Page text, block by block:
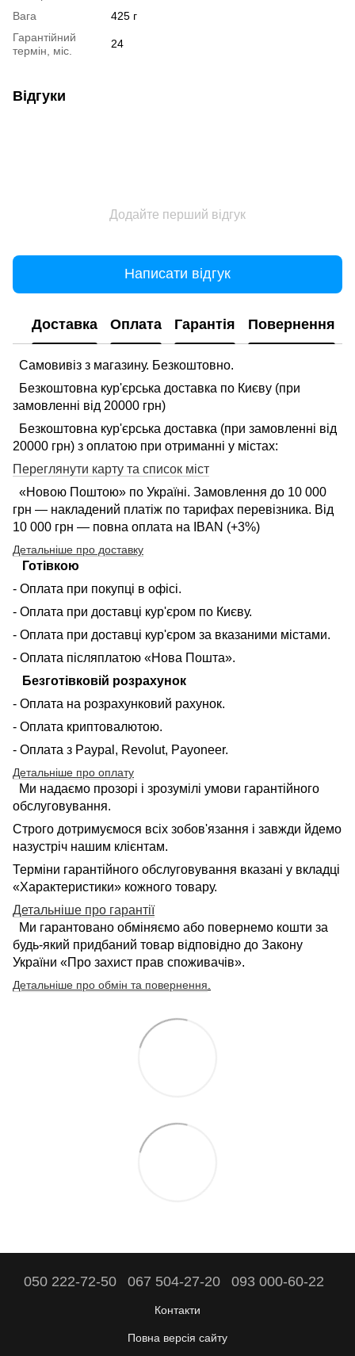
Вага
425 г
Гарантійний
термін, міс.
24
Відгуки
Додайте перший відгук
Написати відгук
Доставка Оплата Гарантія Повернення
Самовивіз з магазину. Безкоштовно.
Безкоштовна кур'єрська доставка по Києву (при
замовленні від 20000 грн)
Безкоштовна кур'єрська доставка (при замовленні від
20000 грн) з оплатою при отриманні у містах:
Переглянути карту та список міст
«Новою Поштою» по Україні. Замовлення до 10 000
грн — накладений платіж по тарифах перевізника. Від
10 000 грн — повна оплата на IBAN (+3%)
Детальніше про доставку
Готівкою
- Оплата при покупці в офісі.
- Оплата при доставці кур'єром по Києву.
- Оплата при доставці кур'єром за вказаними містами.
- Оплата післяплатою «Нова Пошта».
Безготівковій розрахунок
- Оплата на розрахунковий рахунок.
- Оплата криптовалютою.
- Оплата з Paypal, Revolut, Payoneer.
Детальніше про оплату
Ми надаємо прозорі і зрозумілі умови гарантійного
обслуговування.
Строго дотримуємося всіх зобов'язання і завжди йдемо
назустріч нашим клієнтам.
Терміни гарантійного обслуговування вказані у вкладці
«Характеристики» кожного товару.
Детальніше про гарантії
Ми гарантовано обміняємо або повернемо кошти за
будь-який придбаний товар відповідно до Закону
України «Про захист прав споживачів».
Детальніше про обмін та повернення
050 222-72-50 067 504-27-20 093 000-60-22
Контакти
Повна версія сайту